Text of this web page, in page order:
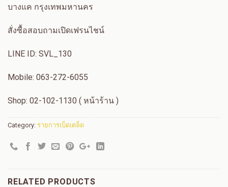
บางแค กรุงเทพมหานคร
สั่งซื้อสอบถามเปิดเฟรนไชน์
LINE ID: SVL_130
Mobile: 063-272-6055
Shop: 02-102-1130 ( หน้าร้าน )
Category: รายการเบ็ดเตล็ด
RELATED PRODUCTS